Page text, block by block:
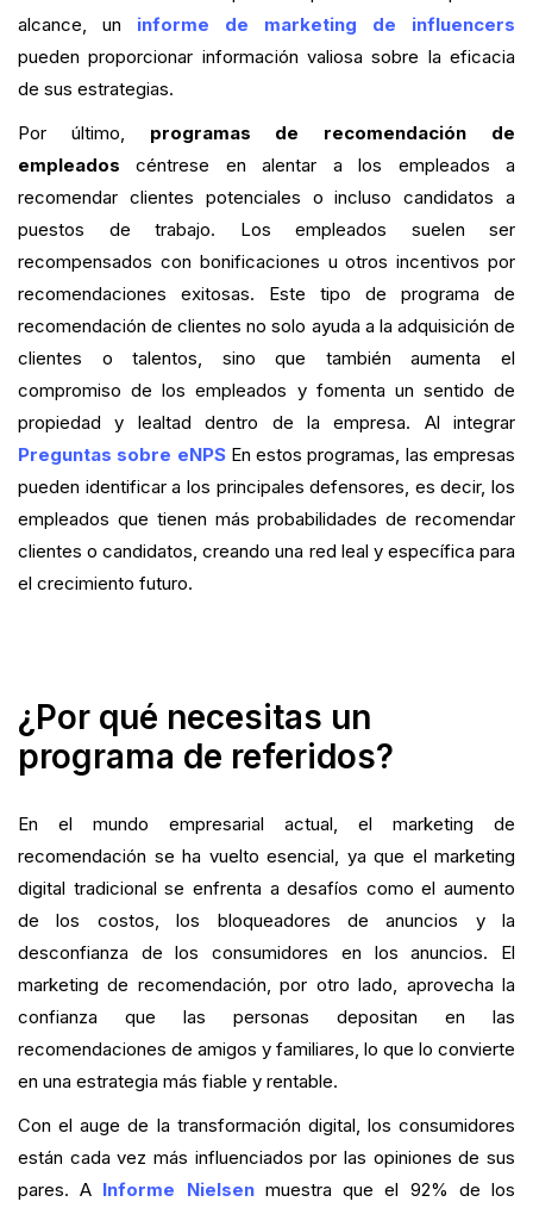
alcance, un informe de marketing de influencers
pueden proporcionar información valiosa sobre la eficacia
de sus estrategias.
Por último, programas de recomendación de
empleados céntrese en alentar a los empleados a
recomendar clientes potenciales o incluso candidatos a
puestos de trabajo. Los empleados suelen ser
recompensados con bonificaciones u otros incentivos por
recomendaciones exitosas. Este tipo de programa de
recomendación de clientes no solo ayuda a la adquisición de
clientes o talentos, sino que también aumenta el
compromiso de los empleados y fomenta un sentido de
propiedad y lealtad dentro de la empresa. Al integrar
Preguntas sobre eNPSEn estos programas, las empresas
pueden identificar a los principales defensores, es decir, los
empleados que tienen más probabilidades de recomendar
clientes o candidatos, creando una red leal y específica para
el crecimiento futuro.
¿Por qué necesitas un
programa de referidos?
En el mundo empresarial actual, el marketing de
recomendación se ha vuelto esencial, ya que el marketing
digital tradicional se enfrenta a desafíos como el aumento
de los costos, los bloqueadores de anuncios y la
desconfianza de los consumidores en los anuncios. El
marketing de recomendación, por otro lado, aprovecha la
confianza que las personas depositan en las
recomendaciones de amigos y familiares, lo que lo convierte
en una estrategia más fiable y rentable.
Con el auge de la transformación digital, los consumidores
están cada vez más influenciados por las opiniones de sus
pares. A Informe Nielsenmuestra que el 92% de los